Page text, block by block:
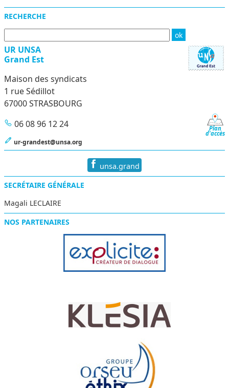
RECHERCHE
UR UNSA
Grand Est
Maison des syndicats
1 rue Sédillot
67000 STRASBOURG
Plan
d'accès
06 08 96 12 24
ur-grandest@unsa.org
unsa.grand
SECRÉTAIRE GÉNÉRALE
Magali LECLAIRE
NOS PARTENAIRES